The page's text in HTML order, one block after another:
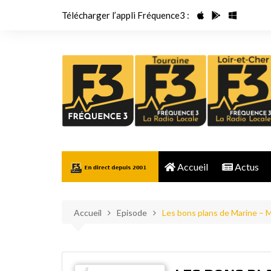
Télécharger l’appli Fréquence3 :
Accueil Actus
Accueil Episode Les bons plans de Marine –